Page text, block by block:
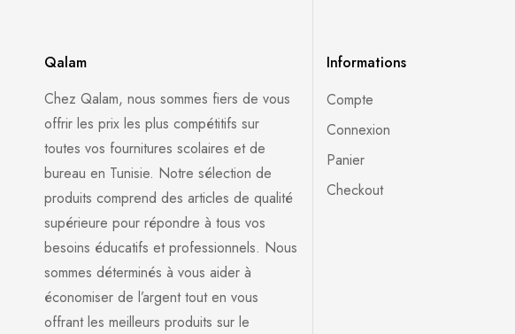
Qalam
Chez Qalam, nous sommes fiers de vous
offrir les prix les plus compétitifs sur
toutes vos fournitures scolaires et de
bureau en Tunisie. Notre sélection de
produits comprend des articles de qualité
supérieure pour répondre à tous vos
besoins éducatifs et professionnels. Nous
sommes déterminés à vous aider à
économiser de l’argent tout en vous
offrant les meilleurs produits sur le
Informations
Compte
Connexion
Panier
Checkout